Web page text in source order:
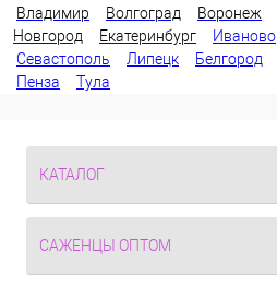
Владимир
Волгоград Воронеж
Новгород
Екатеринбург Иваново
Севастополь
Липецк Белгород
Пенза
Тула
КАТАЛОГ
САЖЕНЦЫ ОПТОМ